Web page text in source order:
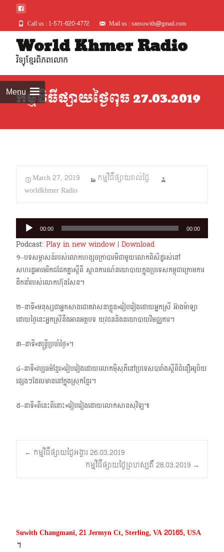
Call us : 1-571-620-4772 Mail us : sansuwith@gmail.com
World Khmer Radio
វិទ្យុខ្មែរពិភពលោក
Menuកម្មវិធីផ្សាយថ្ងៃពុធ 27.03.2019
March 27, 2019
កម្មវិធីផ្សាយរាល់ថ្ងៃ
worldkhmer Radio
Audio
Player
00:00 00:00
Podcast: Play in new window| Download
១–បទសម្ភាសន៍របស់លោកហង្សចក្រាបារមីជាមួយលោកពិសិដ្ឋរស់នៅ
សហរដ្ឋអាមេរិកជជែកគ្នាស្តីពី ស្ថានការណ៍នយោបាយក្នុងប្រទេសកម្ពុជាក្រោមការ
ដឹកនាំរបស់លោកហ៊ុនសែន។
២–នាទី«មនុស្សជាអ្នកសាងជោគវាសនាខ្លួន»រៀបរៀងដោយអ្នកស្រី អ៊ាងម៉ាឡា
ដោយថ្ងៃនេះអ្នកស្រី​នឹងអានអត្ថបទ យុវជននិងនយោបាយវិមជ្ឈការ។
៣–នាទី«តន្ត្រីប្រចាំថ្ងៃ»។
៤–នាទី«វប្បធម៌ខ្មែរ»រៀបរៀងដោយលោកម៉ីសុភីនៅប្រទេសបារាំងស្តីពីជំនឿអរូបិយ
ផ្សេងៗ​ដែលមាននៅ​ក្នុងស្រុកខ្មែរ។
៥–នាទី«ពីនេះពីនោះ»រៀបរៀងដោយលោកសានសុវិទ្យ៕
Post
navigation
← កម្មវិធីផ្សាយថ្ងៃអង្គារ 26.03.2019
កម្មវិធីផ្សាយថ្ងៃព្រហស្បតិ៍ 28.03.2019 →
Suwith Changmani, 21 Jermyn Ct, Sterling, VA 20165, USA
។​